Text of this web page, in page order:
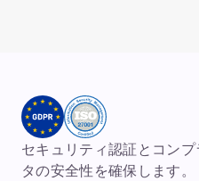
セキュリティ認証とコン
タの安全性を確保します。